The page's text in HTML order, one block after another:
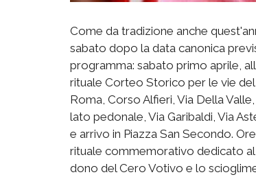
Come da tradizione anche
sabato dopo la data canonica
programma: sabato primo aprile,
rituale Corteo Storico per le vie
Roma, Corso Alfieri, Via Della
lato pedonale, Via Garibaldi, Via
e arrivo in Piazza San Secondo.
rituale commemorativo dedicato
dono del Cero Votivo e lo